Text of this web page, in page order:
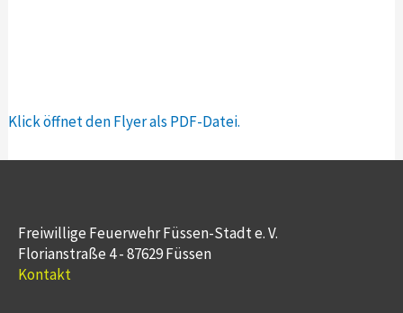
Klick öffnet den Flyer als PDF-Datei.
Freiwillige Feuerwehr Füssen-Stadt e. V.
Florianstraße 4 - 87629 Füssen
Kontakt